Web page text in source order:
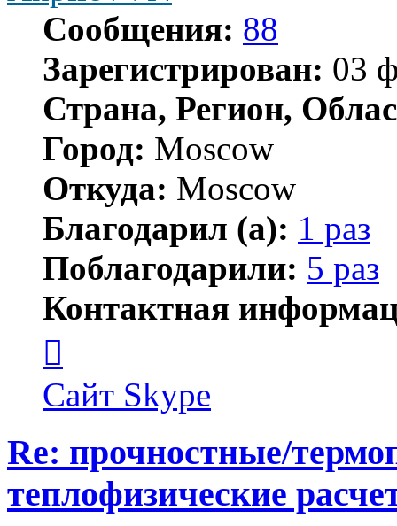
Сообщения: 88
Зарегистрирован: 03
Страна, Регион,
Город: Moscow
Откуда: Moscow
Благодарил (а): 1 раз
Поблагодарили: 5 раз
Контактная
пользователя
AnpilovVN
Сайт Skype
Re: прочностные/
теплофизические